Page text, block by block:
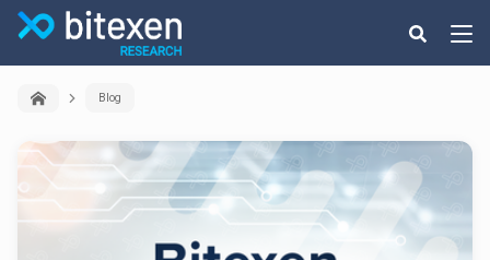
Blog